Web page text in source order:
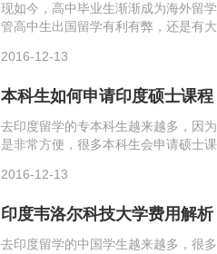
现如今，高中毕业生渐渐成为海外留
管高中生出国留学有利有弊，还是有
2016-12-13
本科生如何申请印度硕士课程
去印度留学的专本科生越来越多，因
是非常方便，很多本科生会申请硕士
时间：全年、滚动招生上课...
2016-12-13
印度韦洛尔科技大学费用解析
去印度留学的中国学生越来越多，很